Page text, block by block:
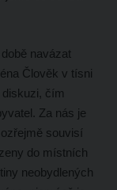
navázat
Člověk v tísni
čím
Za nás je
souvisí
do místních
neobydlených